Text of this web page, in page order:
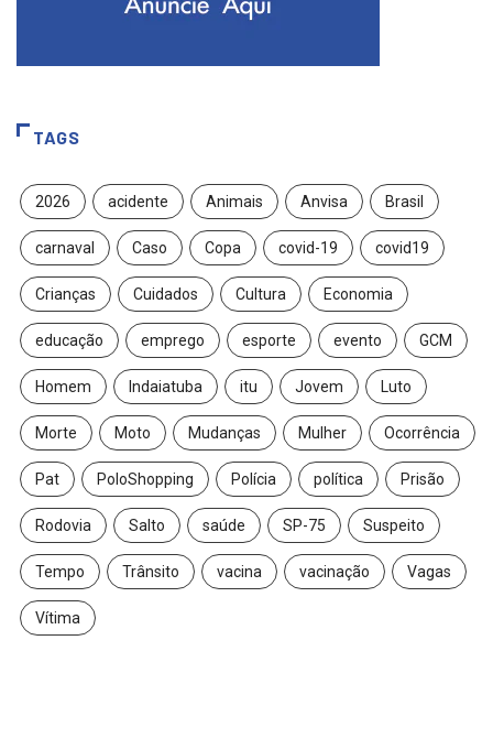
TAGS
2026 acidente Animais Anvisa Brasil
carnaval Caso Copa covid-19 covid19
Crianças Cuidados Cultura Economia
educação emprego esporte evento GCM
Homem Indaiatuba itu Jovem Luto
Morte Moto Mudanças Mulher Ocorrência
Pat PoloShopping Polícia política Prisão
Rodovia Salto saúde SP-75 Suspeito
Tempo Trânsito vacina vacinação Vagas
Vítima